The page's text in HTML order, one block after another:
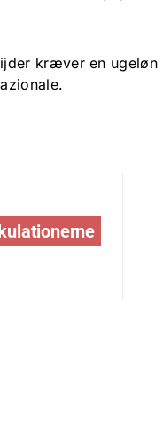
kræver en